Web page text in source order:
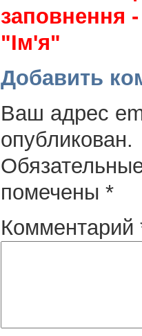
заповнення
"Ім'я"
Добавить
Ваш адрес
опубликован.
помечены *
Комментарий